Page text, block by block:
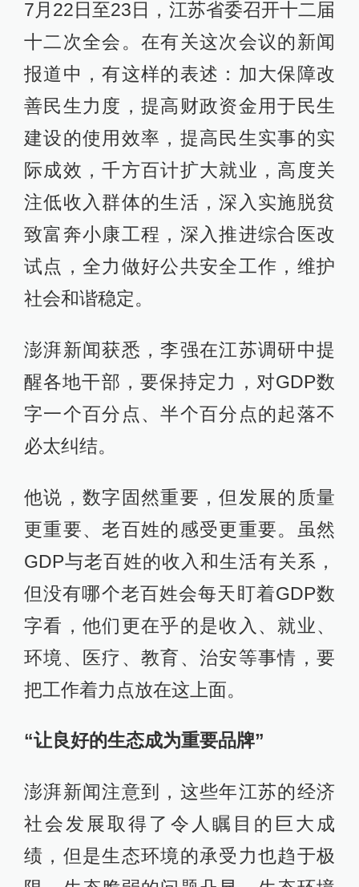
更重要、老百姓的感受更重要。虽然
GDP与老百姓的收入和生活有关系，
但没有哪个老百姓会每天盯着GDP数
字看，他们更在乎的是收入、就业、
环境、医疗、教育、治安等事情，要
把工作着力点放在这上面。
“让良好的生态成为重要品牌”
澎湃新闻注意到，这些年江苏的经济
绩，但是生态环境的承受力也趋于极
限，生态脆弱的问题凸显，生态环境
治理的任务十分艰巨。
月15日，也就是李强到江苏履新后的
半个月，中央第三环境保护督察组督
察江苏省工作动员会在南京召开，中
央第三环境保护督察组组长吴新雄、
副组长赵英民就做好督察工作分别作
了讲话，李强作了动员讲话。他要求
各地、各部门要把接受督察作为改进
项严肃的政治任务，把问题整改贯穿
督察工作的始终。
李强强调，对督察组发现并指出的问
题，各地、各部门都要虚心听取、勇